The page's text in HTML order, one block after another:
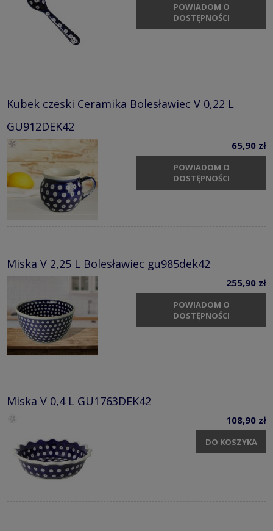
POWIADOM O
DOSTĘPNOŚCI
Kubek czeski Ceramika Bolesławiec V 0,22 L
GU912DEK42
65,90 zł
POWIADOM O
DOSTĘPNOŚCI
Miska V 2,25 L Bolesławiec gu985dek42
255,90 zł
POWIADOM O
DOSTĘPNOŚCI
Miska V 0,4 L GU1763DEK42
108,90 zł
DO KOSZYKA